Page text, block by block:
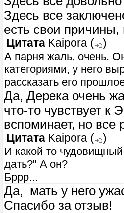
Здесь все
есть свои
Цитата Kaipora (
)
А парня жаль, очень.
категориями, у него
рассказать его
Да, Дерека очень
что-то чувствует к
вспоминает, но все
Цитата Kaipora (
)
И какой-то
дать?" А он?
Бррр...
Да, мать у него
Спасибо за отзыв!